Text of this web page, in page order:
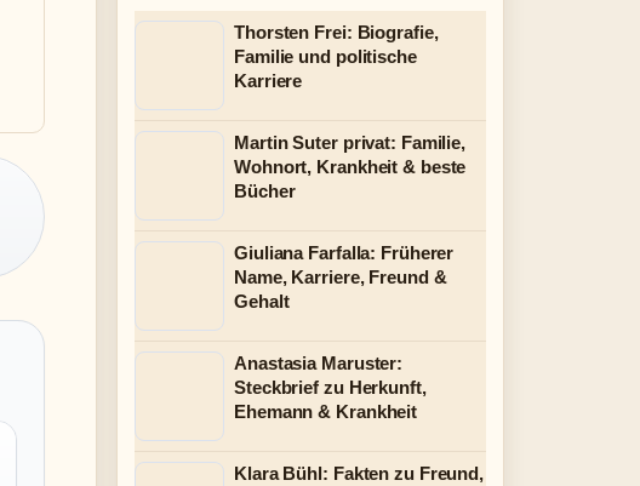
Thorsten Frei: Biografie,
Familie und politische
Karriere
Martin Suter privat: Familie,
Wohnort, Krankheit & beste
Bücher
Giuliana Farfalla: Früherer
Name, Karriere, Freund &
Gehalt
Anastasia Maruster:
Steckbrief zu Herkunft,
Ehemann & Krankheit
Klara Bühl: Fakten zu Freund,